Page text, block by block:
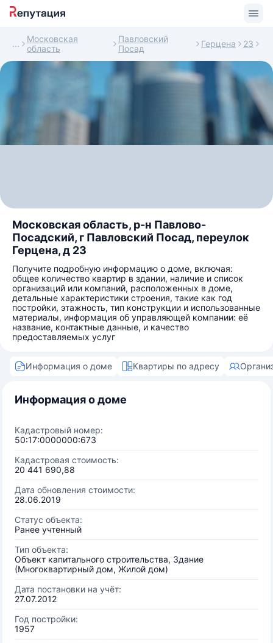
Московская
область
Павловский
Посад
Герцена 23
Московская область, р-н Павлово-
Посадский, г Павловский Посад, переулок
Герцена, д 23
Получите подробную информацию о доме, включая:
общее количество квартир в здании, наличие и список
организаций или компаний, расположенных в доме,
детальные характеристики строения, такие как год
постройки, этажность, тип конструкции и использованные
материалы, информация об управляющей компании: её
название, контактные данные, и качество
предоставляемых услуг
Информация о доме Квартиры по адресу
Информация о доме
Кадастровый номер:
50:17:0000000:673
Кадастровая стоимость:
20 441 690,88
Дата обновления стоимости:
28.06.2019
Статус объекта:
Ранее учтенный
Тип объекта:
Объект капитального строительства, Здание
(Многоквартирный дом, Жилой дом)
Дата постановки на учёт:
27.07.2012
Год постройки:
1957